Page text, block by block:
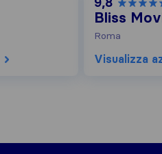
Bliss
Roma
Visualizza